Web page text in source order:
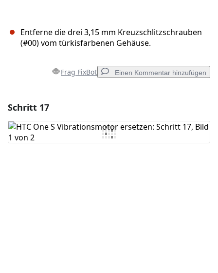
Entferne die drei 3,15 mm Kreuzschlitzschrauben
(#00) vom türkisfarbenen Gehäuse.
Frag FixBot Einen Kommentar hinzufügen
Kommentar hinzufügen
Schritt 17